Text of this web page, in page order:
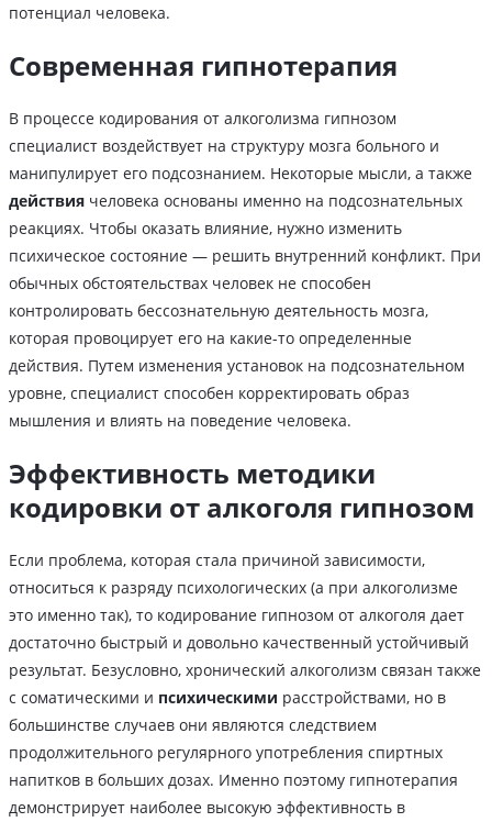
потенциал человека.
Современная гипнотерапия
В процессе кодирования от алкоголизма гипнозом
специалист воздействует на структуру мозга больного и
манипулирует его подсознанием. Некоторые мысли, а также
действия человека основаны именно на подсознательных
реакциях. Чтобы оказать влияние, нужно изменить
психическое состояние — решить внутренний конфликт. При
обычных обстоятельствах человек не способен
контролировать бессознательную деятельность мозга,
которая провоцирует его на какие-то определенные
действия. Путем изменения установок на подсознательном
уровне, специалист способен корректировать образ
мышления и влиять на поведение человека.
Эффективность методики
кодировки от алкоголя гипнозом
Если проблема, которая стала причиной зависимости,
относиться к разряду психологических (а при алкоголизме
это именно так), то кодирование гипнозом от алкоголя дает
достаточно быстрый и довольно качественный устойчивый
результат. Безусловно, хронический алкоголизм связан также
с соматическими и психическими расстройствами, но в
большинстве случаев они являются следствием
продолжительного регулярного употребления спиртных
напитков в больших дозах. Именно поэтому гипнотерапия
демонстрирует наиболее высокую эффективность в